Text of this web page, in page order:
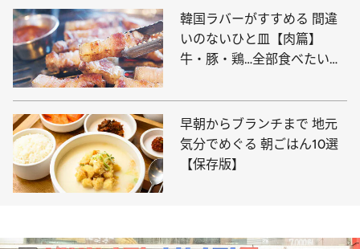
韓国ラバーがすすめる 間違
いのないひと皿【肉篇】
牛・豚・鶏…全部食べたい名
早朝からブランチまで 地元
気分でめぐる 朝ごはん10選
【保存版】